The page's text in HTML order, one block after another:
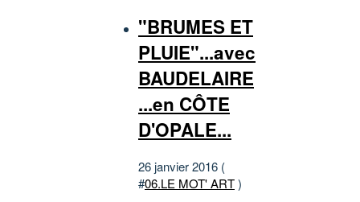
"BRUMES ET
PLUIE"...avec
BAUDELAIRE
...en CÔTE
D'OPALE...
26 janvier 2016 (
#06.LE MOT' ART)